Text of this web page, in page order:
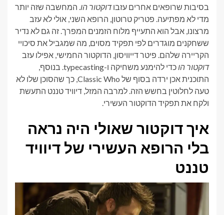
בסיבות שרופאים אחרים עזבודוקטור הו. המחשבה שזה יותר
מדי לא מפתיעה. פטריק טרוטון, הרופא השני, אולי לא עזב
מרצונו, אבל הוא התעייף מלוח הזמנים המפרך. זה גם לא נדיר
ששחקנים מוגדרים לפי תפקיד מסוים, מה שמגביל את סיכויי
הקריירה שלהם. פיטר דייוויסון, הדוקטור החמישי, אפילו עזב
דוקטור הו
כדי להימנע משחיקה ו-typecasting. בנוסף,
התוכנית אכן ירדה בסוף של Classic Who, כך שהסוכן שלו לא
טעה לחלוטין בחשש הזה. למרבה המזל, דיוויד טננט התעשת
ולקח את תפקיד הדוקטור העשירי.
איך דוקטור שאולי היה נראה
בלי הרופא העשירי של דיוויד
טננט